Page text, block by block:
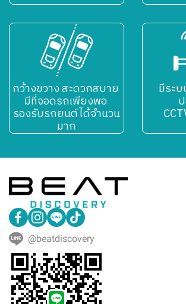
กว้างขวาง สะดวกสบาย
มีที่จอดรถเพียงพอ
รองรับรถยนต์ได้จำนวน
มาก
มีระ
@beatdiscovery